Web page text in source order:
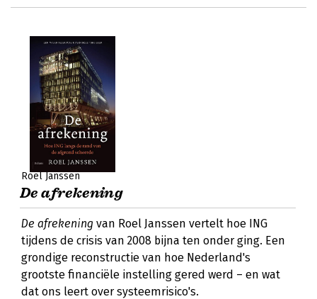
Roel Janssen
De afrekening
De afrekening van Roel Janssen vertelt hoe ING
tijdens de crisis van 2008 bijna ten onder ging. Een
grondige reconstructie van hoe Nederland's
grootste financiële instelling gered werd – en wat
dat ons leert over systeemrisico's.